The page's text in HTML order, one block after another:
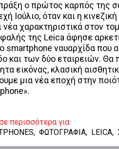
ο πρώτος καρπός της
Ιούλιο, όταν και η
νέα χαρακτηριστικά στον
της Leica άφησε
smartphone ναυαρχίδα που
και των δύο εταιρειών.
εικόνας, κλασική
μια νέα εποχή στην
περισσότερα για:
, ΦΩΤΟΓΡΑΦΙΑ, LEICA,